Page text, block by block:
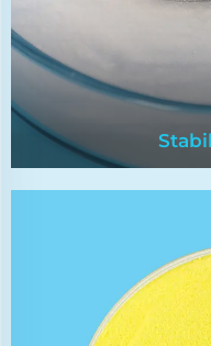
Stabilizator
bakteryjne,